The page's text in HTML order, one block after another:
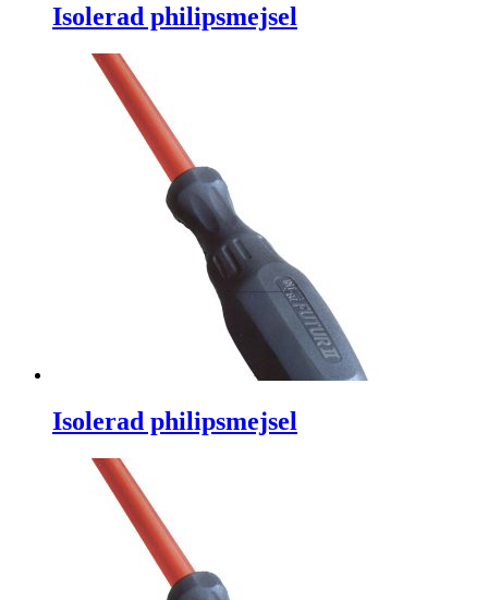
Isolerad philipsmejsel
Isolerad philipsmejsel